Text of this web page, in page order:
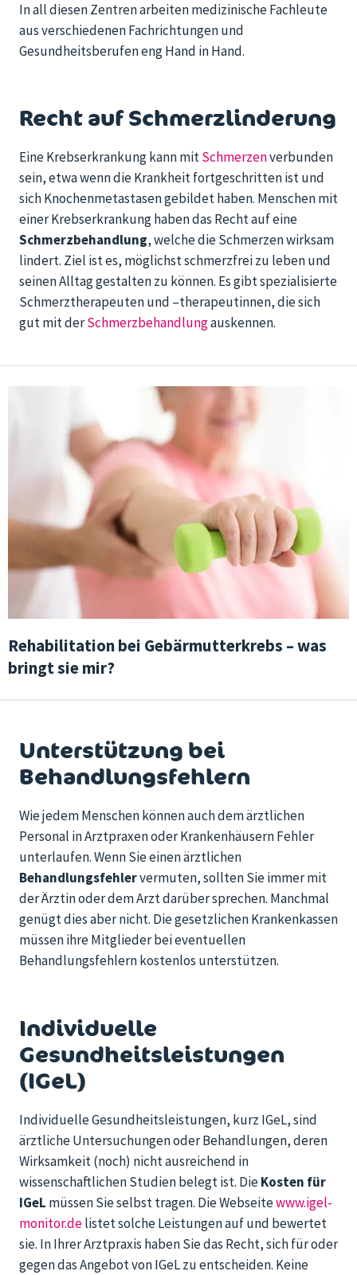
In all diesen Zentren arbeiten medizinische Fachleute
aus verschiedenen Fachrichtungen und
Gesundheitsberufen eng Hand in Hand.
Recht auf Schmerzlinderung
Eine Krebserkrankung kann mitSchmerzenverbunden
sein, etwa wenndie Krankheit fortgeschritten ist und
sich Knochenmetastasen gebildet haben. Menschen mit
einer Krebserkrankung haben das Recht auf eine
Schmerzbehandlung, welche die Schmerzen wirksam
lindert. Ziel ist es, möglichst schmerzfrei zu leben und
seinen Alltag gestalten zu können. Es gibt spezialisierte
Schmerztherapeuten und –therapeutinnen, die sich
gut mit derSchmerzbehandlungauskennen.
Rehabilitation bei Gebärmutterkrebs – was
bringt sie mir?
Unterstützung bei
Behandlungsfehlern
Wie jedem Menschenkönnenauch dem ärztlichen
Personal in Arztpraxen oder KrankenhäusernFehler
unterlaufen. Wenn Sie einen ärztlichen
Behandlungsfehlervermuten, sollten Sie immer mit
der Ärztin oderdem Arzt darüber sprechen. Manchmal
genügt dies aber nicht. Diegesetzlichen Krankenkassen
müssenihre Mitglieder bei eventuellen
Behandlungsfehlern kostenlos unterstützen.
Individuelle
Gesundheitsleistungen
(IGeL)
Individuelle Gesundheitsleistungen, kurz IGeL, sind
ärztliche Untersuchungen oder Behandlungen, deren
Wirksamkeit (noch) nicht ausreichend in
wissenschaftlichen Studien belegtist. DieKosten für
IGeL müssen Sie selbst tragen. Die Webseitewww.igel-
monitor.delistet solche Leistungen auf und bewertet
sie. In Ihrer Arztpraxis haben Sie das Recht, sich für oder
gegen das Angebot vonIGeLzu entscheiden. Keine